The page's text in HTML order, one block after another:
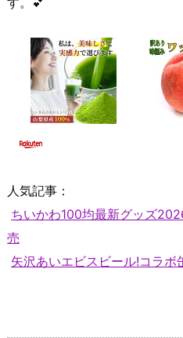
人気記事：
ちいかわ100均最新グッズ
売
矢沢あいエビスビール!コラ